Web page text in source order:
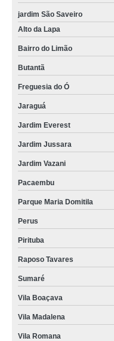
jardim São Saveiro
Alto da Lapa
Bairro do Limão
Butantã
Freguesia do Ó
Jaraguá
Jardim Everest
Jardim Jussara
Jardim Vazani
Pacaembu
Parque Maria Domitila
Perus
Pirituba
Raposo Tavares
Sumaré
Vila Boaçava
Vila Madalena
Vila Romana